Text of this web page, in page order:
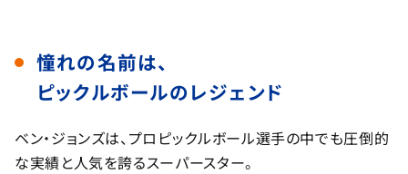
憧れの名前は、
ピックルボールのレジェンド
ベン・ジョンズは、プロピックルボール選手の中でも圧倒的
な実績と人気を誇るスーパースター。